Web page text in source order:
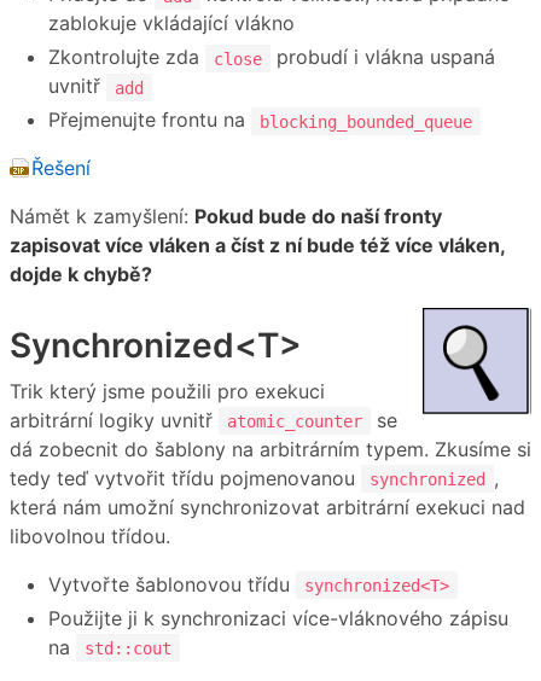
zablokuje vkládající vlákno
Zkontrolujte zda
close
probudí i vlákna uspaná
uvnitř
add
Přejmenujte frontu na blocking_bounded_queue
Řešení
Námět k zamyšlení: Pokud bude do naší fronty
zapisovat více vláken a číst z ní bude též více vláken,
dojde k chybě?
Synchronized<T>
Trik který jsme použili pro exekuci
arbitrární logiky uvnitř
atomic_counter
se
dá zobecnit do šablony na arbitrárním typem. Zkusíme si
tedy teď vytvořit třídu pojmenovanou
synchronized
,
která nám umožní synchronizovat arbitrární exekuci nad
libovolnou třídou.
Vytvořte šablonovou třídu
synchronized<T>
Použijte ji k synchronizaci více-vláknového zápisu
na
std::cout